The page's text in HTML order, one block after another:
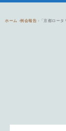
ホーム 例会報告 「京都ロー